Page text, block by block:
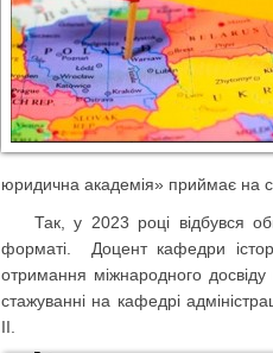
юридична академія» приймає на
Так, у 2023 році відбувся
форматі. Доцент кафедри
отримання міжнародного досвіду
стажуванні на кафедрі
II.